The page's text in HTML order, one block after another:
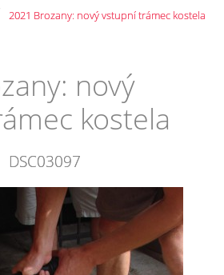
2021 Brozany: nový vstupní trámec kostela
nový
kostela
DSC03097